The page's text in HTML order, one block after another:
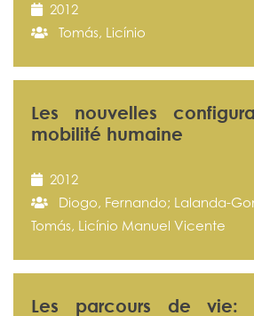
2012
Tomás, Licínio
Les nouvelles
mobilité humaine
2012
Diogo, Fernando; Lalanda-
Tomás, Licínio Manuel Vicente
Les parcours de vie: